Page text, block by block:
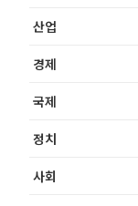
산업
경제
국제
정치
사회